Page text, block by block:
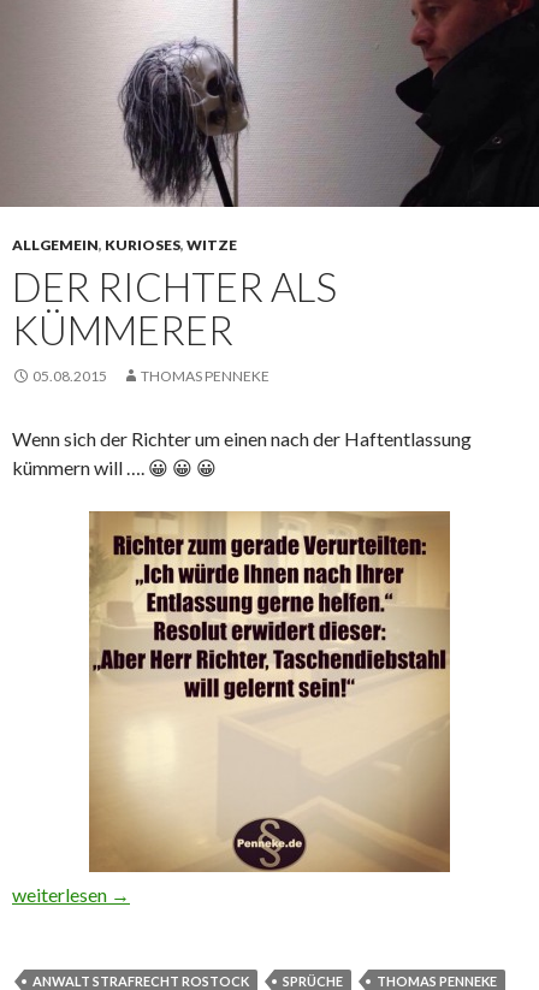
ALLGEMEIN, KURIOSES, WITZE
DER RICHTER ALS
KÜMMERER
05.08.2015 THOMAS PENNEKE
Wenn sich der Richter um einen nach der Haftentlassung
kümmern will …. 😀 😀 😀
Der Richter als Kümmerer
weiterlesen →
ANWALT STRAFRECHT ROSTOCK SPRÜCHE THOMAS PENNEKE